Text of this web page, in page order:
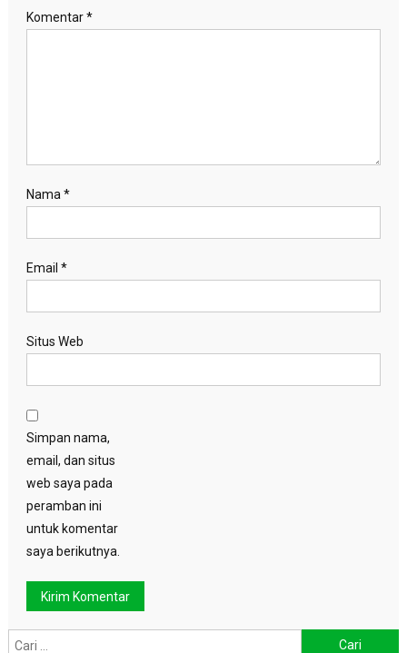
Komentar*
Nama *
Email *
Situs Web
Simpan nama,
email, dan situs
web saya pada
peramban ini
untuk komentar
saya berikutnya.